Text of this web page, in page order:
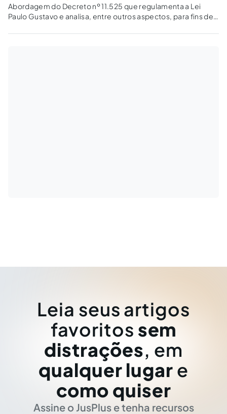
Abordagem do Decreto nº 11.525 que regulamenta a Lei
Paulo Gustavo e analisa, entre outros aspectos, para fins de
a forma de prestar contas.
Leia seus artigos
favoritos sem
distrações, em
qualquer lugar e
como quiser
Assine o JusPlus e tenha recursos